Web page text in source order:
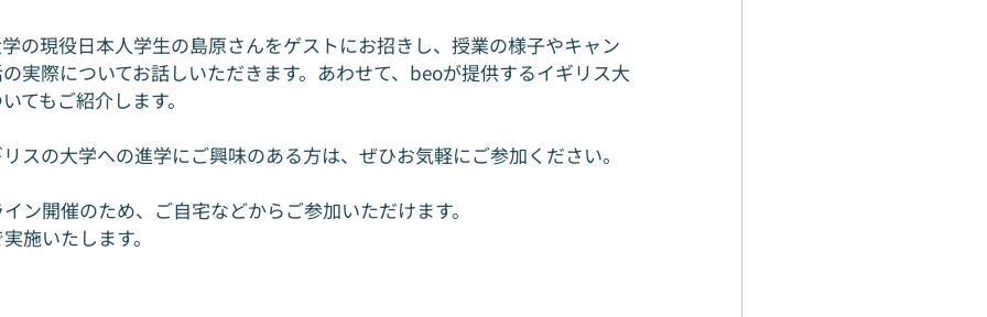
の現役日本人学生の島原さんをゲストにお招きし、授業の様子やキャン
実際についてお話しいただきます。あわせて、beoが提供するイギリス大
てもご紹介します。
スの大学への進学にご興味のある方は、ぜひお気軽にご参加ください。
ン開催のため、ご自宅などからご参加いただけます。
施いたします。